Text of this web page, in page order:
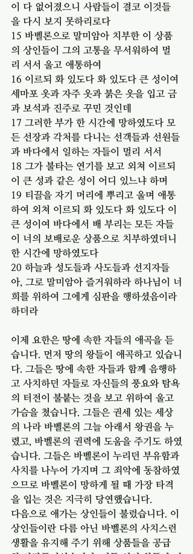
이 다 없어졌으니 사람들이 결코 이것들
을 다시 보지 못하리로다
15 바벨론으로 말미암아 치부한 이 상품
의 상인들이 그의 고통을 무서워하여 멀
리 서서 울고 애통하여
16 이르되 화 있도다 화 있도다 큰 성이여
세마포 옷과 자주 옷과 붉은 옷을 입고 금
과 보석과 진주로 꾸민 것인데
17 그러한 부가 한 시간에 망하였도다 모
든 선장과 각처를 다니는 선객들과 선원들
과 바다에서 일하는 자들이 멀리 서서
18 그가 불타는 연기를 보고 외쳐 이르되
이 큰 성과 같은 성이 어디 있느냐 하며
19 티끌을 자기 머리에 뿌리고 울며 애통
하여 외쳐 이르되 화 있도다 화 있도다 이
큰 성이여 바다에서 배 부리는 모든 자들
이 너의 보배로운 상품으로 치부하였더니
한 시간에 망하였도다
20 하늘과 성도들과 사도들과 선지자들
아, 그로 말미암아 즐거워하라 하나님이 너
희를 위하여 그에게 심판을 행하셨음이라
하더라
이제 요한은 땅에 속한 자들의 애곡을 듣
습니다. 먼저 땅의 왕들이 애곡하고 있습니
다. 그들은 땅에 속한 자들과 함께 음행하
고 사치하던 자들로 자신들의 풍요와 탐욕
의 터전이 불붙는 것을 보고 위하여 울고
가슴을 쳤습니다. 그들은 권세 있는 세상
의 나라 바벨론의 그늘 아래서 왕권을 누
렸고, 바벨론의 권력에 도움을 주기도 하였
습니다. 그들은 바벨론이 누리던 부유함과
사치를 나누어 가지며 그 죄악에 동참하였
으므로 바벨론이 망하게 될 때 가장 타격
을 입는 것은 지극히 당연했습니다.
다음으로 애가는 상인들이 불렀습니다. 이
상인들이란 다름 아닌 바벨론의 사치스런
생활을 유지해 주기 위해 상품들을 공급